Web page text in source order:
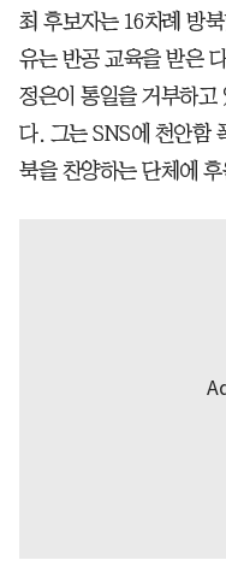
최 후보자는 16차례 방
유는 반공 교육을 받은
정은이 통일을 거부하고
다. 그는 SNS에 천안함
북을 찬양하는 단체에